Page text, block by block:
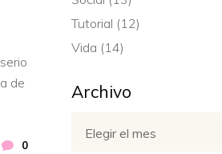
de
0
Tutorial (12)
Vida (14)
Archivo
Elegir el mes